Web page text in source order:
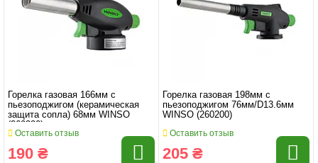
Горелка газовая 166мм с
пьезоподжигом (керамическая
защита сопла) 68мм WINSO
(260220)
Оставить отзыв
190 ₴
Горелка газовая 198мм с
пьезоподжигом 76мм/D13.6мм
WINSO (260200)
Оставить отзыв
205 ₴